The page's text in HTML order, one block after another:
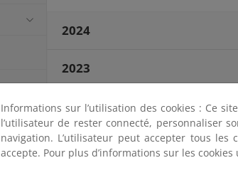
2024
2023
2022
De Interés
Informations sur l’utilisation des cookies : Ce
l’utilisateur de rester connecté, personnaliser
navigation. L’utilisateur peut accepter tous les
accepte. Pour plus d’informations sur les